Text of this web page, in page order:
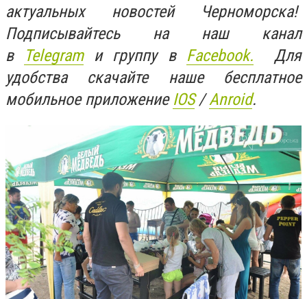
актуальных новостей Черноморска!
Подписывайтесь на наш канал
в
Telegramи группу в Facebook. Для
удобства скачайте наше бесплатное
мобильное приложение IOS/Anroid.